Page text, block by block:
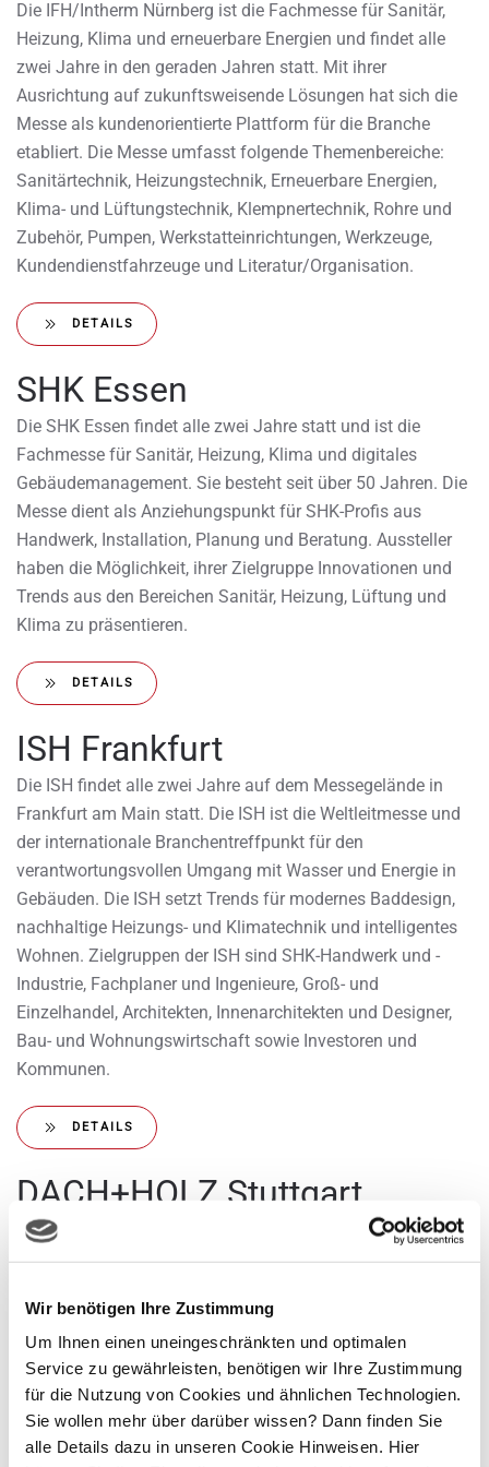
Wir benötigen Ihre Zustimmung
Um Ihnen einen uneingeschränkten und optimalen
Service zu gewährleisten, benötigen wir Ihre Zustimmung
für die Nutzung von Cookies und ähnlichen Technologien.
Sie wollen mehr über darüber wissen? Dann finden Sie
alle Details dazu in unseren Cookie Hinweisen. Hier
Die IFH/Intherm Nürnberg ist die Fachmesse für Sanitär,
Heizung, Klima und erneuerbare Energien und findet alle
zwei Jahre in den geraden Jahren statt. Mit ihrer
Ausrichtung auf zukunftsweisende Lösungen hat sich die
Messe als kundenorientierte Plattform für die Branche
etabliert. Die Messe umfasst folgende Themenbereiche:
Sanitärtechnik, Heizungstechnik, Erneuerbare Energien,
Klima- und Lüftungstechnik, Klempnertechnik, Rohre und
Zubehör, Pumpen, Werkstatteinrichtungen, Werkzeuge,
Kundendienstfahrzeuge und Literatur/Organisation.
DETAILS
SHK Essen
Die SHK Essen findet alle zwei Jahre statt und ist die
Fachmesse für Sanitär, Heizung, Klima und digitales
Gebäudemanagement. Sie besteht seit über 50 Jahren. Die
Messe dient als Anziehungspunkt für SHK-Profis aus
Handwerk, Installation, Planung und Beratung. Aussteller
haben die Möglichkeit, ihrer Zielgruppe Innovationen und
Trends aus den Bereichen Sanitär, Heizung, Lüftung und
Klima zu präsentieren.
DETAILS
ISH Frankfurt
Die ISH findet alle zwei Jahre auf dem Messegelände in
Frankfurt am Main statt. Die ISH ist die Weltleitmesse und
der internationale Branchentreffpunkt für den
verantwortungsvollen Umgang mit Wasser und Energie in
Gebäuden. Die ISH setzt Trends für modernes Baddesign,
nachhaltige Heizungs- und Klimatechnik und intelligentes
Wohnen. Zielgruppen der ISH sind SHK-Handwerk und -
Industrie, Fachplaner und Ingenieure, Groß- und
Einzelhandel, Architekten, Innenarchitekten und Designer,
Bau- und Wohnungswirtschaft sowie Investoren und
Kommunen.
DETAILS
DACH+HOLZ Stuttgart
Die DACH+HOLZ International ist die Leitmesse für den
Holzbau und Ausbau sowie für Dach und Wand. Sie ist der
Holzbau-Branche und präsentiert ihrer Zielgruppe die ganze
Vielfalt der Gewerke. Zimmerer, Spengler/Klempner,
Dachdecker sowie die Architekten- und Immobilienbranche
treffen sich in Stuttgart, um sich über folgende Themen zu
informieren: Dach und Wand, Metall, Abdichtung, Holzbau,
Ausbau und energetische Sanierung.